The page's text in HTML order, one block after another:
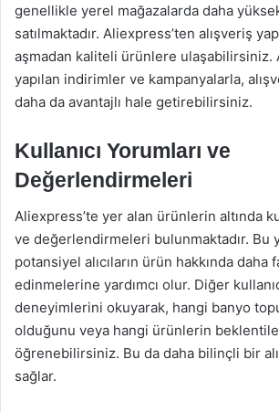
genellikle yerel mağazalarda daha
satılmaktadır. Aliexpress’ten alışveriş
aşmadan kaliteli ürünlere ulaşabilirsiniz.
yapılan indirimler ve kampanyalarla,
daha da avantajlı hale getirebilirsiniz.
Kullanıcı Yorumları ve
Değerlendirmeleri
Aliexpress’te yer alan ürünlerin altında
ve değerlendirmeleri bulunmaktadır. Bu
potansiyel alıcıların ürün hakkında daha
edinmelerine yardımcı olur. Diğer
deneyimlerini okuyarak, hangi banyo
olduğunu veya hangi ürünlerin beklentileri
öğrenebilirsiniz. Bu da daha bilinçli bir
sağlar.